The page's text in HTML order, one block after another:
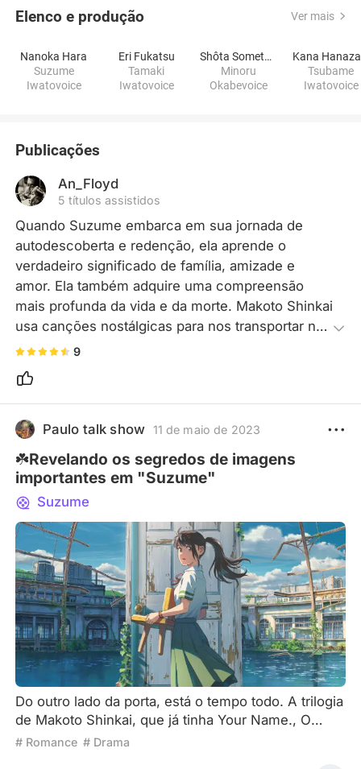
Elenco e produção Ver mais
Nanoka Hara
Suzume
Iwatovoice
Eri Fukatsu
Tamaki
Iwatovoice
Shôta Sometani
Minoru
Okabevoice
Tsubame
Iwatovoice
Publicações
An_Floyd
5 títulos assistidos
Quando Suzume embarca em sua jornada de
autodescoberta e redenção, ela aprende o
verdadeiro significado de família, amizade e
amor. Ela também adquire uma compreensão
mais profunda da vida e da morte. Makoto Shinkai
usa canções nostálgicas para nos transportar no
tempo, permitindo que o eu do presente conforte
9
Paulo talk show 11 de maio de 2023
☘️Revelando os segredos de imagens
importantes em "Suzume"
Suzume
Do outro lado da porta, está o tempo todo. A trilogia
de Makoto Shinkai, que já tinha Your Name., O
Tempo com Você, terminou com Suzume. A
# Romance # Drama